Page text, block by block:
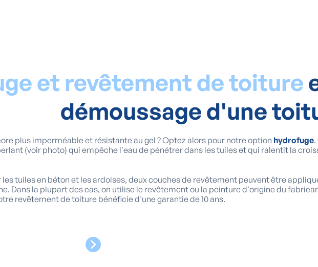
et revêtement de toiture
démoussage d'une
plus imperméable et résistante au gel ? Optez alors pour notre option hydrofuge
(voir photo) qui empêche l'eau de pénétrer dans les tuiles et qui ralentit la
tuiles en béton et les ardoises, deux couches de revêtement peuvent être
Dans la plupart des cas, on utilise le revêtement ou la peinture d'origine du
revêtement de toiture bénéficie d'une garantie de 10 ans.